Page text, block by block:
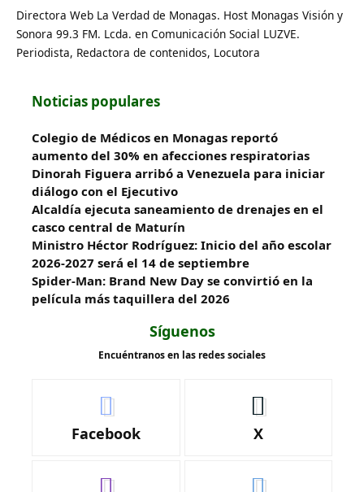
Directora Web La Verdad de Monagas. Host Monagas Visión y
Sonora 99.3 FM. Lcda. en Comunicación Social LUZVE.
Periodista, Redactora de contenidos, Locutora
Noticias populares
Colegio de Médicos en Monagas reportó
aumento del 30% en afecciones respiratorias
Dinorah Figuera arribó a Venezuela para iniciar
diálogo con el Ejecutivo
Alcaldía ejecuta saneamiento de drenajes en el
casco central de Maturín
Ministro Héctor Rodríguez: Inicio del año escolar
2026-2027 será el 14 de septiembre
Spider-Man: Brand New Day se convirtió en la
película más taquillera del 2026
Síguenos
Encuéntranos en las redes sociales
Facebook X